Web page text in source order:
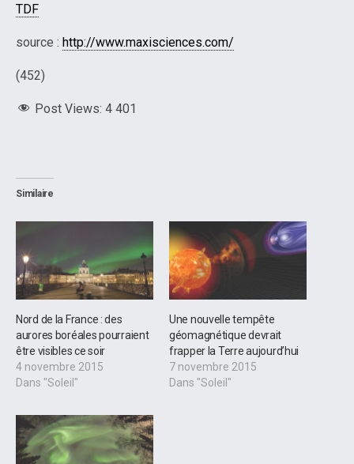
TDF
source : http://www.maxisciences.com/
(452)
Post Views: 4 401
Similaire
Nord de la France : des
aurores boréales pourraient
être visibles ce soir
4 novembre 2015
Dans "Soleil"
Une nouvelle tempête
géomagnétique devrait
frapper la Terre aujourd’hui
7 novembre 2015
Dans "Soleil"